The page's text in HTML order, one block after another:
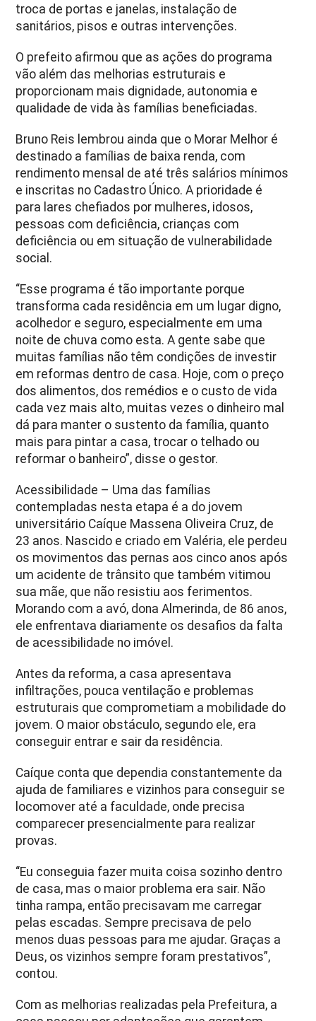
troca de portas e janelas, instalação de
sanitários, pisos e outras intervenções.
O prefeito afirmou que as ações do programa
vão além das melhorias estruturais e
proporcionam mais dignidade, autonomia e
qualidade de vida às famílias beneficiadas.
Bruno Reis lembrou ainda que o Morar Melhor é
destinado a famílias de baixa renda, com
rendimento mensal de até três salários mínimos
e inscritas no Cadastro Único. A prioridade é
para lares chefiados por mulheres, idosos,
pessoas com deficiência, crianças com
deficiência ou em situação de vulnerabilidade
social.
“Esse programa é tão importante porque
transforma cada residência em um lugar digno,
acolhedor e seguro, especialmente em uma
noite de chuva como esta. A gente sabe que
muitas famílias não têm condições de investir
em reformas dentro de casa. Hoje, com o preço
dos alimentos, dos remédios e o custo de vida
cada vez mais alto, muitas vezes o dinheiro mal
dá para manter o sustento da família, quanto
mais para pintar a casa, trocar o telhado ou
reformar o banheiro”, disse o gestor.
Acessibilidade – Uma das famílias
contempladas nesta etapa é a do jovem
universitário Caíque Massena Oliveira Cruz, de
23 anos. Nascido e criado em Valéria, ele perdeu
os movimentos das pernas aos cinco anos após
um acidente de trânsito que também vitimou
sua mãe, que não resistiu aos ferimentos.
Morando com a avó, dona Almerinda, de 86 anos,
ele enfrentava diariamente os desafios da falta
de acessibilidade no imóvel.
Antes da reforma, a casa apresentava
infiltrações, pouca ventilação e problemas
estruturais que comprometiam a mobilidade do
jovem. O maior obstáculo, segundo ele, era
conseguir entrar e sair da residência.
Caíque conta que dependia constantemente da
ajuda de familiares e vizinhos para conseguir se
locomover até a faculdade, onde precisa
comparecer presencialmente para realizar
provas.
“Eu conseguia fazer muita coisa sozinho dentro
de casa, mas o maior problema era sair. Não
tinha rampa, então precisavam me carregar
pelas escadas. Sempre precisava de pelo
menos duas pessoas para me ajudar. Graças a
Deus, os vizinhos sempre foram prestativos”,
contou.
Com as melhorias realizadas pela Prefeitura, a